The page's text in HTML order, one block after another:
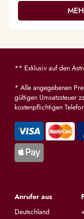
** Exklusiv auf den
* Alle angegebenen
gültigen Umsatzsteuer
kostenpflichtigen
Anrufer aus
Deutschland